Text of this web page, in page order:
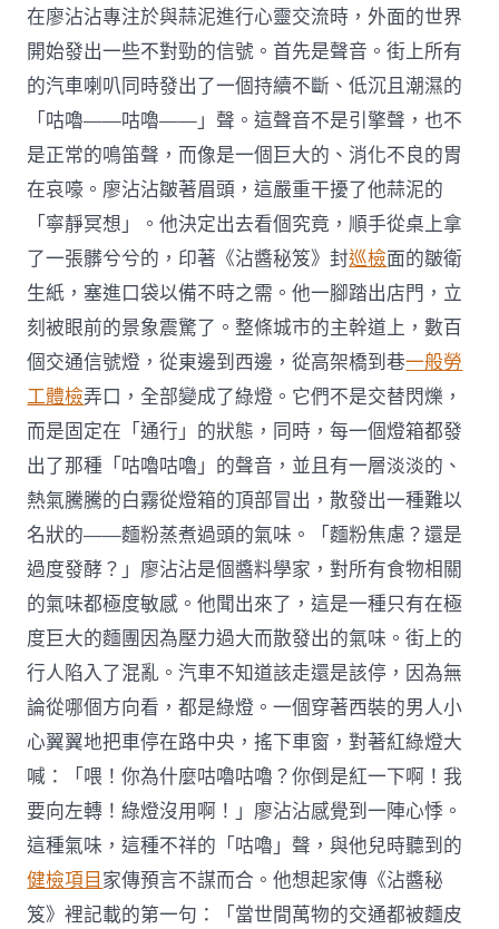
在廖沾沾專注於與蒜泥進行心靈交流時，外面的世界
開始發出一些不對勁的信號。首先是聲音。街上所有
的汽車喇叭同時發出了一個持續不斷、低沉且潮濕的
「咕嚕——咕嚕——」聲。這聲音不是引擎聲，也不
是正常的鳴笛聲，而像是一個巨大的、消化不良的胃
在哀嚎。廖沾沾皺著眉頭，這嚴重干擾了他蒜泥的
「寧靜冥想」。他決定出去看個究竟，順手從桌上拿
了一張髒兮兮的，印著《沾醬秘笈》封巡檢面的皺衛
生紙，塞進口袋以備不時之需。他一腳踏出店門，立
刻被眼前的景象震驚了。整條城市的主幹道上，數百
個交通信號燈，從東邊到西邊，從高架橋到巷一般勞
工體檢弄口，全部變成了綠燈。它們不是交替閃爍，
而是固定在「通行」的狀態，同時，每一個燈箱都發
出了那種「咕嚕咕嚕」的聲音，並且有一層淡淡的、
熱氣騰騰的白霧從燈箱的頂部冒出，散發出一種難以
名狀的——麵粉蒸煮過頭的氣味。「麵粉焦慮？還是
過度發酵？」廖沾沾是個醬料學家，對所有食物相關
的氣味都極度敏感。他聞出來了，這是一種只有在極
度巨大的麵團因為壓力過大而散發出的氣味。街上的
行人陷入了混亂。汽車不知道該走還是該停，因為無
論從哪個方向看，都是綠燈。一個穿著西裝的男人小
心翼翼地把車停在路中央，搖下車窗，對著紅綠燈大
喊：「喂！你為什麼咕嚕咕嚕？你倒是紅一下啊！我
要向左轉！綠燈沒用啊！」廖沾沾感覺到一陣心悸。
這種氣味，這種不祥的「咕嚕」聲，與他兒時聽到的
健檢項目 家傳預言不謀而合。他想起家傳《沾醬秘
笈》裡記載的第一句：「當世間萬物的交通都被麵皮